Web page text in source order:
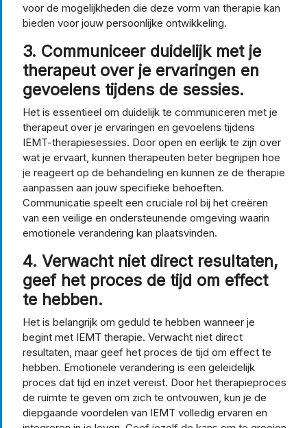
voor de mogelijkheden die deze vorm van therapie kan
bieden voor jouw persoonlijke ontwikkeling.
3. Communiceer duidelijk met je
therapeut over je ervaringen en
gevoelens tijdens de sessies.
Het is essentieel om duidelijk te communiceren met je
therapeut over je ervaringen en gevoelens tijdens
IEMT-therapiesessies. Door open en eerlijk te zijn over
wat je ervaart, kunnen therapeuten beter begrijpen hoe
je reageert op de behandeling en kunnen ze de therapie
aanpassen aan jouw specifieke behoeften.
Communicatie speelt een cruciale rol bij het creëren
van een veilige en ondersteunende omgeving waarin
emotionele verandering kan plaatsvinden.
4. Verwacht niet direct resultaten,
geef het proces de tijd om effect
te hebben.
Het is belangrijk om geduld te hebben wanneer je
begint met IEMT therapie. Verwacht niet direct
resultaten, maar geef het proces de tijd om effect te
hebben. Emotionele verandering is een geleidelijk
proces dat tijd en inzet vereist. Door het therapieproces
de ruimte te geven om zich te ontvouwen, kun je de
diepgaande voordelen van IEMT volledig ervaren en